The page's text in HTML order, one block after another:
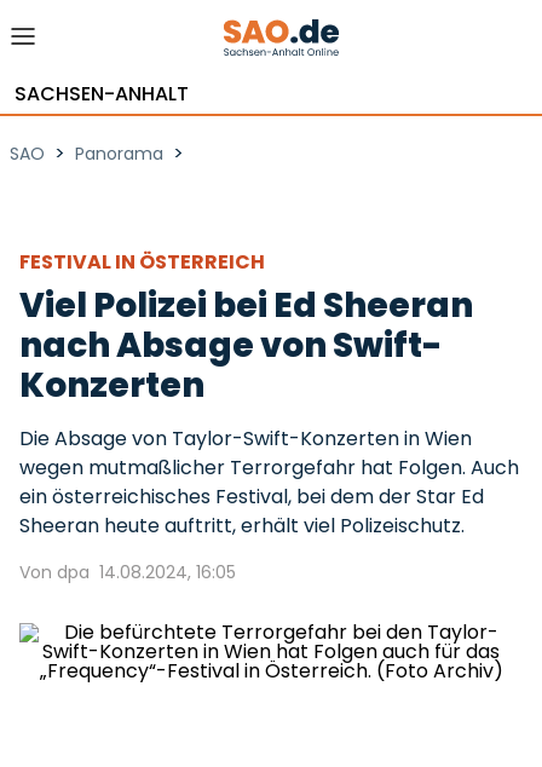
SACHSEN-ANHALT
SAO > Panorama >
FESTIVAL IN ÖSTERREICH
Viel Polizei bei Ed Sheeran
nach Absage von Swift-
Konzerten
Die Absage von Taylor-Swift-Konzerten in Wien
wegen mutmaßlicher Terrorgefahr hat Folgen. Auch
ein österreichisches Festival, bei dem der Star Ed
Sheeran heute auftritt, erhält viel Polizeischutz.
Von dpa 14.08.2024, 16:05